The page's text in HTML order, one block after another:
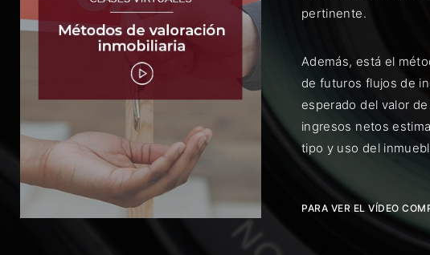
pertinente.
Además, está el
de futuros flujos de
esperado del valor
ingresos netos
tipo y uso del
PARA VER EL VÍDEO